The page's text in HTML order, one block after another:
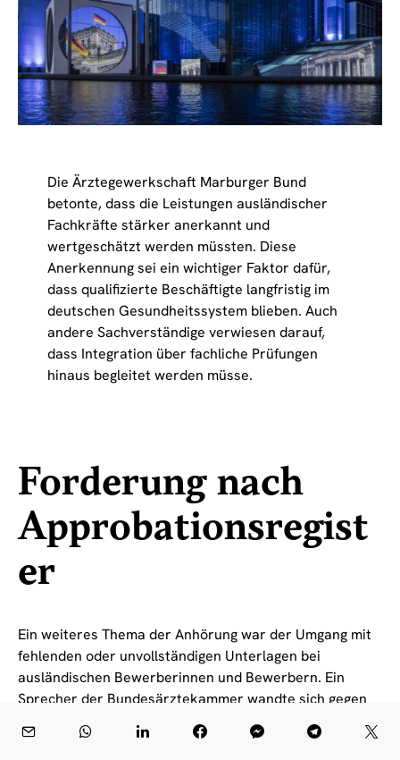
Die Ärztegewerkschaft Marburger Bund
betonte, dass die Leistungen ausländischer
Fachkräfte stärker anerkannt und
wertgeschätzt werden müssten. Diese
Anerkennung sei ein wichtiger Faktor dafür,
dass qualifizierte Beschäftigte langfristig im
deutschen Gesundheitssystem blieben. Auch
andere Sachverständige verwiesen darauf,
dass Integration über fachliche Prüfungen
hinaus begleitet werden müsse.
Forderung nach
Approbationsregist
er
Ein weiteres Thema der Anhörung war der Umgang mit
fehlenden oder unvollständigen Unterlagen bei
ausländischen Bewerberinnen und Bewerbern. Ein
Sprecher der Bundesärztekammer wandte sich gegen
eine pauschale Infragestellung der Qualifikation
ausländischer Fachkräfte. Zugleich sprach er sich für